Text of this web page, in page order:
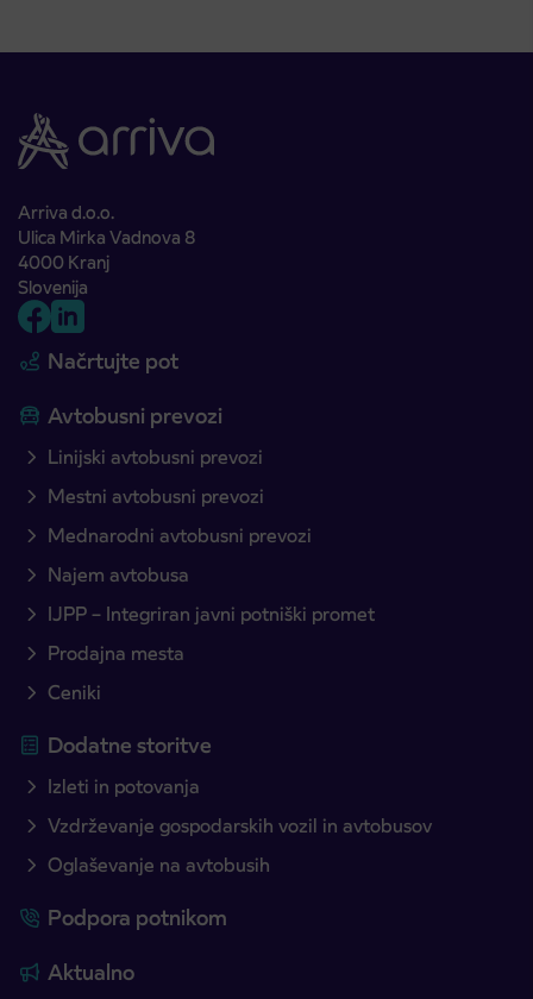
Arriva d.o.o.
Ulica Mirka Vadnova 8
4000 Kranj
Slovenija
Načrtujte pot
Avtobusni prevozi
Linijski avtobusni prevozi
Mestni avtobusni prevozi
Mednarodni avtobusni prevozi
Najem avtobusa
IJPP – Integriran javni potniški promet
Prodajna mesta
Ceniki
Dodatne storitve
Izleti in potovanja
Vzdrževanje gospodarskih vozil in avtobusov
Oglaševanje na avtobusih
Podpora potnikom
Aktualno